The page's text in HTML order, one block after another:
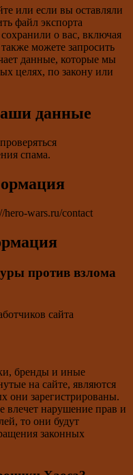
или если вы оставляли
файл экспорта
о вас, включая
можете запросить
данные, которые мы
целях, по закону или
данные
спама.
wars.ru/contact
против взлома
сайта
бренды и иные
на сайте, являются
они зарегистрированы.
влечет нарушение прав и
то они будут
законных